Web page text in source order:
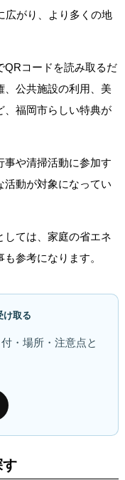
広がり、より多くの地
QRコードを読み取るだ
、公共施設の利用、美
、福岡市らしい特典が
事や清掃活動に参加す
活動が対象になってい
しては、家庭の省エネ
参考になります。
け取る
・場所・注意点と
す